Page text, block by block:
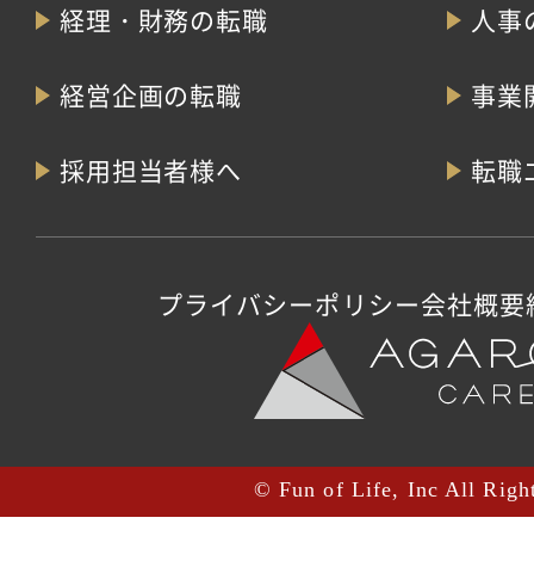
経理・財務の転職 人事
経営企画の転職 事業
採用担当者様へ 転職
プライバシーポリシー会社概要
© Fun of Life, Inc All Right